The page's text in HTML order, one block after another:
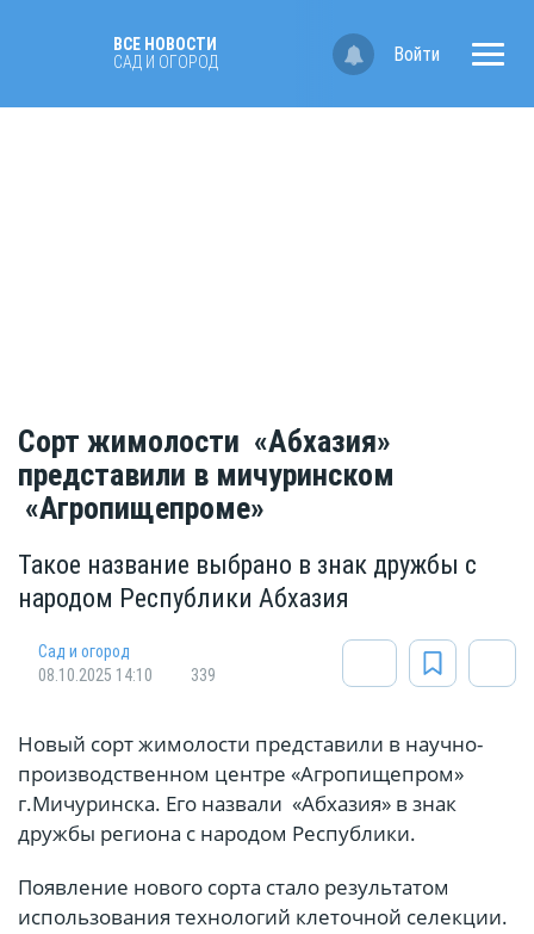
ВСЕ НОВОСТИ
САД И ОГОРОД
Войти
Сорт жимолости «Абхазия»
представили в мичуринском
«Агропищепроме»
Такое название выбрано в знак дружбы с
народом Республики Абхазия
Сад и огород
08.10.2025 14:10
339
Новый сорт жимолости представили в научно-
производственном центре «Агропищепром»
г.Мичуринска. Его назвали «Абхазия» в знак
дружбы региона с народом Республики.
Появление нового сорта стало результатом
использования технологий клеточной селекции.